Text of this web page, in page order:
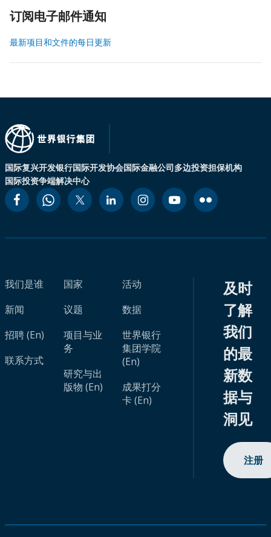
订阅电子邮件通知
最新项目和文件的每日更新
国际复兴开发银行国际开发协会国际金融公司多边投资担保机构
国际投资争端解决中心
我们是谁
新闻
招聘 (En)
联系方式
国家
议题
项目与业
务
研究与出
版物 (En)
活动
数据
世界银行
集团学院
(En)
成果打分
卡 (En)
及时
了解
我们
的最
新数
据与
洞见
注册